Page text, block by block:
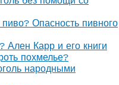
пиво? Опасность пивного
Ален Карр и его книги
похмелье?
народными